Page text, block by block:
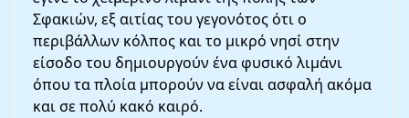
Σφακιών, εξ αιτίας του γεγονότος ότι ο
περιβάλλων κόλπος και το μικρό νησί στην
είσοδο του δημιουργούν ένα φυσικό λιμάνι
όπου τα πλοία μπορούν να είναι ασφαλή ακόμα
και σε πολύ κακό καιρό.